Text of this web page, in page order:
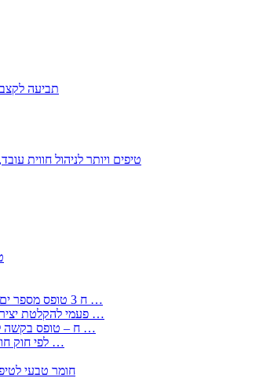
תביעה לקצבת
50 טיפים ויותר לניהול חווית
: בקשה לפטור מחובת התקנת מז;quot&ח 3 טופס מספר ים ב עותקים …
) ( פעמי להקלטת יצירות על מוצרים מכניים – טופס בקשה לאישור חד …
) 1998 ( לפי חוק חופש המידע התשנ;quot&ח – טופס בקשה לקבלת …
) 1998 ( לפי חוק חופש המידע התשנ;ח – טופס בקשה לקבלת …
חומר טבעי